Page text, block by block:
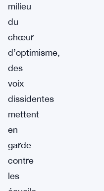
milieu
du
chœur
d’optimisme,
des
voix
dissidentes
mettent
en
garde
contre
les